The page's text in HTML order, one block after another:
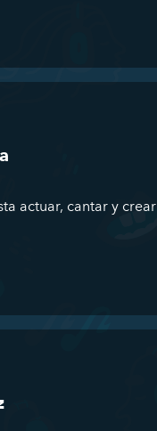
actuar, cantar y crear